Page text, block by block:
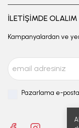
İLETİŞİMDE OLALIM
Kampanyalardan ve
Pazarlama e-